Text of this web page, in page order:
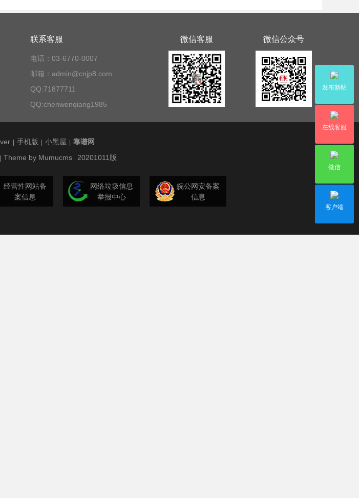
发布新帖
在线客服
微信
客户端
联系客服
电话：03-6770-0007
邮箱：admin@cnjp8.com
QQ:71877711
QQ:chenwenqiang1985
微信客服 微信公众号
手机版 小黑屋
靠谱网
Theme by Mumucms 20201011版
经营性网站备
案信息
网络垃圾信息
举报中心
皖公网安备案
信息